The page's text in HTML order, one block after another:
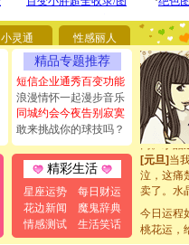
小灵通 性感丽人
精品专题推荐
短信企业通秀百变功能
浪漫情怀一起漫步音乐
同城约会今夜告别寂寞
敢来挑战你的球技吗？
精彩生活
星座运势
每日财运
花边新闻
魔鬼辞典
情感测试
生活笑话
都要快乐
[圣诞节]
如意,快
[元旦]看
断电。爱
你是我专
[元旦]如
起；二是
离。水晶
[元旦]当
泣，这
卖了。水
[春节] 风
颜！冬
道一声平
[春节]传
今日运程
桃花运，